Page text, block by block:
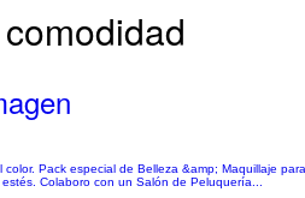
Pack especial de Belleza &amp; Maquillaje
Colaboro con un Salón de Peluquería...